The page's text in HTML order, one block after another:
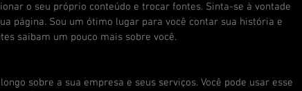
o seu próprio conteúdo e trocar fontes. Sinta-se à vontade
página. Sou um ótimo lugar para você contar sua história e
saibam um pouco mais sobre você.
sobre a sua empresa e seus serviços. Você pode usar esse